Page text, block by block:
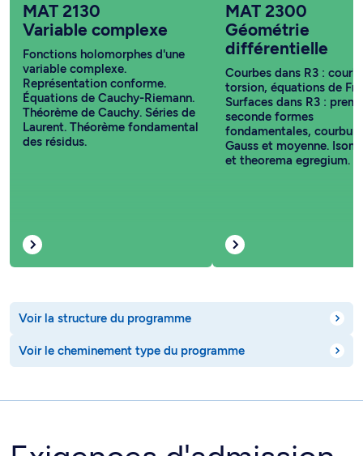
MAT 2130
Variable complexe
Fonctions holomorphes d'une
variable complexe.
Représentation conforme.
Équations de Cauchy-Riemann.
Théorème de Cauchy. Séries de
Laurent. Théorème fondamental
des résidus.
MAT 2300
Géométrie
différentielle
Courbes dans R3 :
torsion, équations de
Surfaces dans R3 :
seconde formes
fondamentales,
Gauss et moyenne.
et theorema egregium.
Voir la structure du programme
Voir le cheminement type du programme